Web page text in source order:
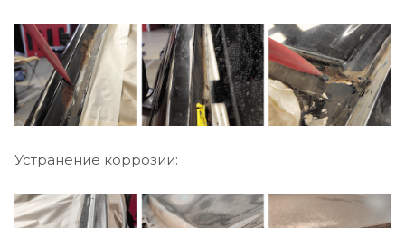
Устранение коррозии: